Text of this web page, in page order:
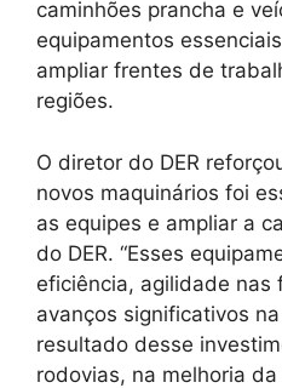
caminhões prancha e
equipamentos
ampliar frentes de
regiões.
O diretor do DER
novos maquinários foi
as equipes e ampliar a
do DER. “Esses
eficiência, agilidade nas
avanços significativos
resultado desse
rodovias, na melhoria